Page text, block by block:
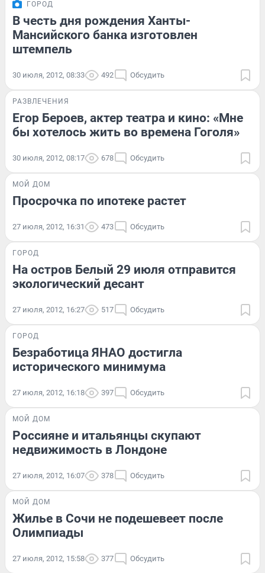
ГОРОД
В честь дня рождения Ханты-
Мансийского банка изготовлен
штемпель
30 июля, 2012, 08:33 492 Обсудить
РАЗВЛЕЧЕНИЯ
Егор Бероев, актер театра и кино: «Мне
бы хотелось жить во времена Гоголя»
30 июля, 2012, 08:17 678 Обсудить
МОЙ ДОМ
Просрочка по ипотеке растет
27 июля, 2012, 16:31 473 Обсудить
ГОРОД
На остров Белый 29 июля отправится
экологический десант
27 июля, 2012, 16:27 517 Обсудить
ГОРОД
Безработица ЯНАО достигла
исторического минимума
27 июля, 2012, 16:18 397 Обсудить
МОЙ ДОМ
Россияне и итальянцы скупают
недвижимость в Лондоне
27 июля, 2012, 16:07 378 Обсудить
МОЙ ДОМ
Жилье в Сочи не подешевеет после
Олимпиады
27 июля, 2012, 15:58 377 Обсудить